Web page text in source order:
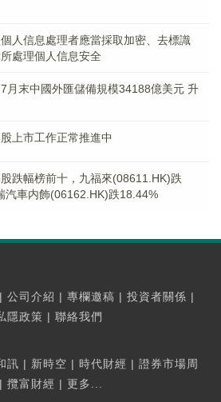
人信息處理者應當採取加密、去標識
處理個人信息安全
月末中國外匯儲備規模34188億美元 升
上市工作正常推進中
股跌幅榜前十，九福來(08611.HK)跌
汽車内飾(06162.HK)跌18.44%
| 公司介紹 | 專欄邀稿 | 投資者關係 |
隱政策 | 聯絡我們
訊 | 新時空 | 時代財經 | 證券市場周
| 攬富財經 | 更多...